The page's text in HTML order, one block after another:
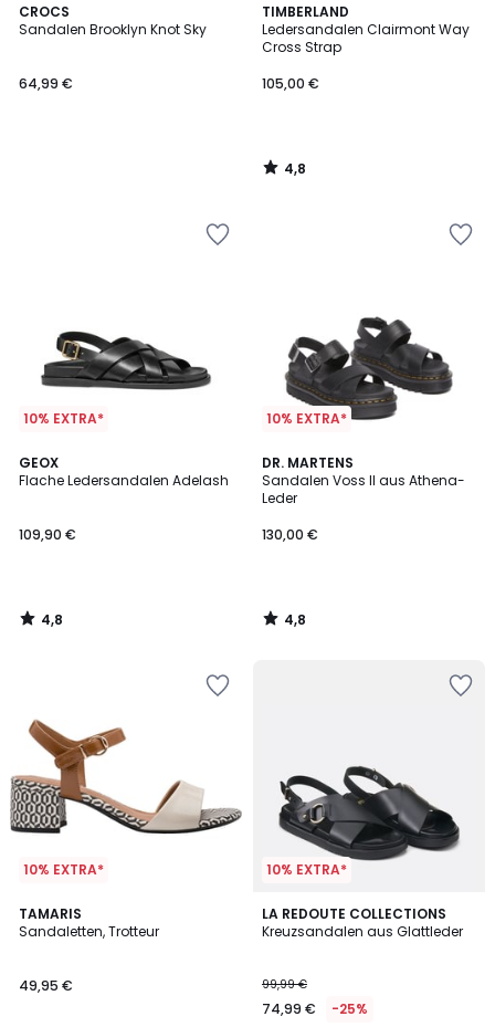
CROCS
Sandalen Brooklyn Knot Sky
64,99 €
TIMBERLAND
Ledersandalen Clairmont Way
Cross Strap
105,00 €
4,8
/ 5
4,8
/
10% EXTRA*
GEOX
Flache Ledersandalen Adelash
109,90 €
4,8
/ 5
4,8
/
10% EXTRA*
DR. MARTENS
Sandalen Voss II aus Athena-
Leder
130,00 €
4,8
/ 5
4,8
/
10% EXTRA*
TAMARIS
Sandaletten, Trotteur
49,95 €
4,4
/ 5
10% EXTRA*
LA REDOUTE COLLECTIONS
Kreuzsandalen aus Glattleder
99,99 €
74,99 € -25%
3,6
/ 5